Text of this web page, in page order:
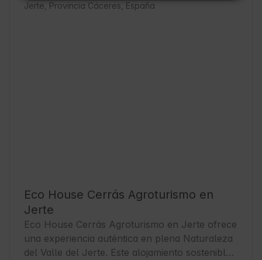
Jerte, Provincia Cáceres, España
Eco House Cerrás Agroturismo en
Jerte
Eco House Cerrás Agroturismo en Jerte ofrece
una experiencia auténtica en plena Naturaleza
del Valle del Jerte. Este alojamiento sostenible